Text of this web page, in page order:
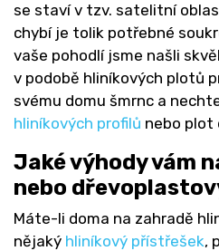
se staví v tzv. satelitní
chybí je tolik potřebné
vaše pohodlí jsme našli
v podobě hliníkových plotů
svému domu šmrnc a
hliníkových profilů nebo plot
Jaké výhody vám
nebo
Máte-li doma na zahradě
nějaký hliníkový přístřešek,